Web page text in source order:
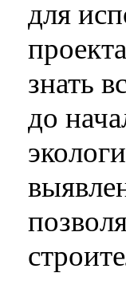
для
знать
до